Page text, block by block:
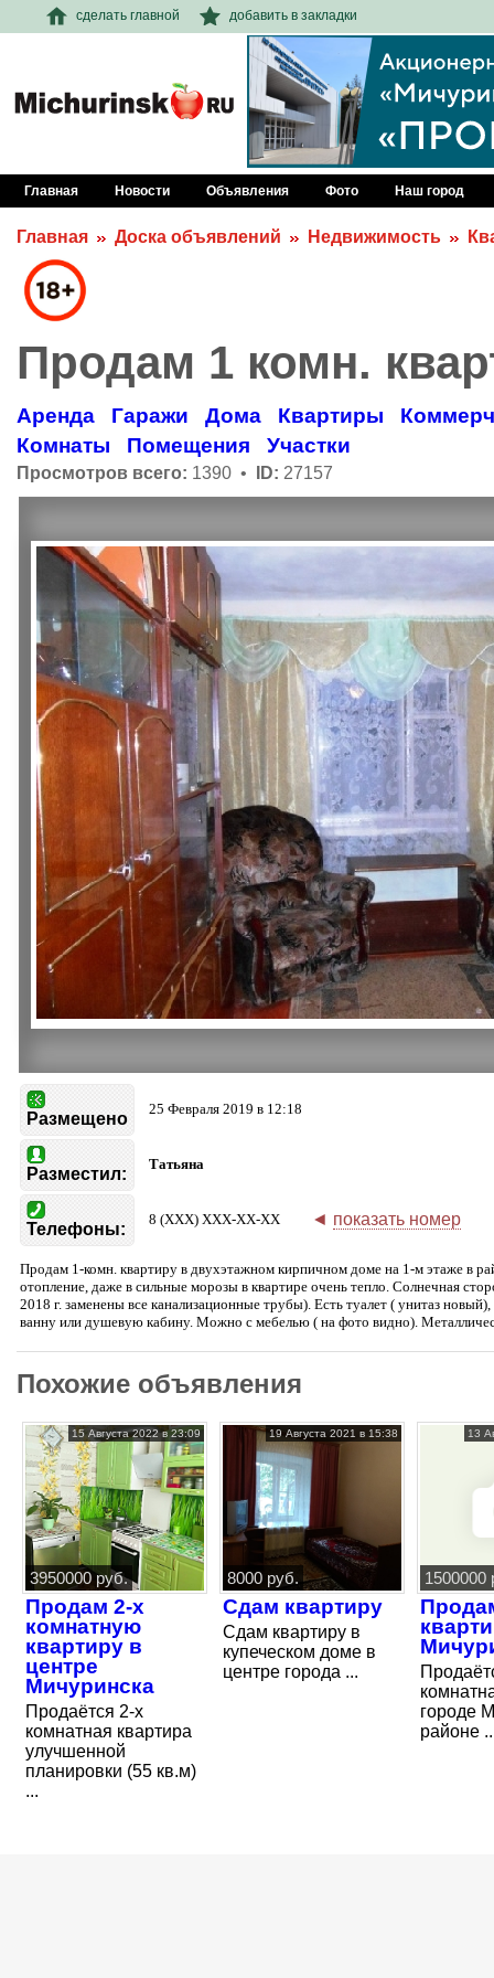
сделать главной добавить в закладки
Главная Новости Объявления Фото Наш город
Главная Доска объявлений Недвижимость
Продам 1 комн.
Аренда Гаражи Дома Квартиры
Комнаты
Помещения Участки
Просмотров всего: 1390 • ID: 27157
Размещено
25 Февраля 2019 в 12:18
Разместил:
Татьяна
Телефоны:
8 (XXX) XXX-XX-XX ◄ показать номер
Продам 1-комн. квартиру в двухэтажном кирпичном доме на 1-м этаже в
отопление, даже в сильные морозы в квартире очень тепло. Солнечная
2018 г. заменены все канализационные трубы). Есть туалет ( унитаз
ванну или душевую кабину. Можно с мебелью ( на фото видно).
Похожие объявления
15 Августа 2022 в 23:09
3950000 руб.
Продам 2-х
комнатную
квартиру в
центре
Мичуринска
Продаётся 2-х
комнатная квартира
улучшенной
планировки (55 кв.м)
...
19 Августа 2021 в 15:38
8000 руб.
Сдам квартиру
Сдам квартиру в
купеческом доме в
центре города ...
13
1500000
городе
районе